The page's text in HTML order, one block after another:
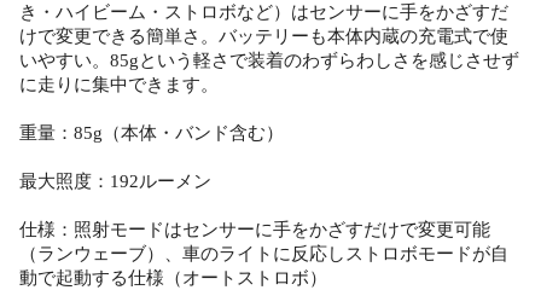
き・ハイビーム・ストロボなど）はセンサーに手をかざすだ
けで変更できる簡単さ。バッテリーも本体内蔵の充電式で使
いやすい。85gという軽さで装着のわずらわしさを感じさせず
に走りに集中できます。
重量：85g（本体・バンド含む）
最大照度：192ルーメン
仕様：照射モードはセンサーに手をかざすだけで変更可能
（ランウェーブ）、車のライトに反応しストロボモードが自
動で起動する仕様（オートストロボ）